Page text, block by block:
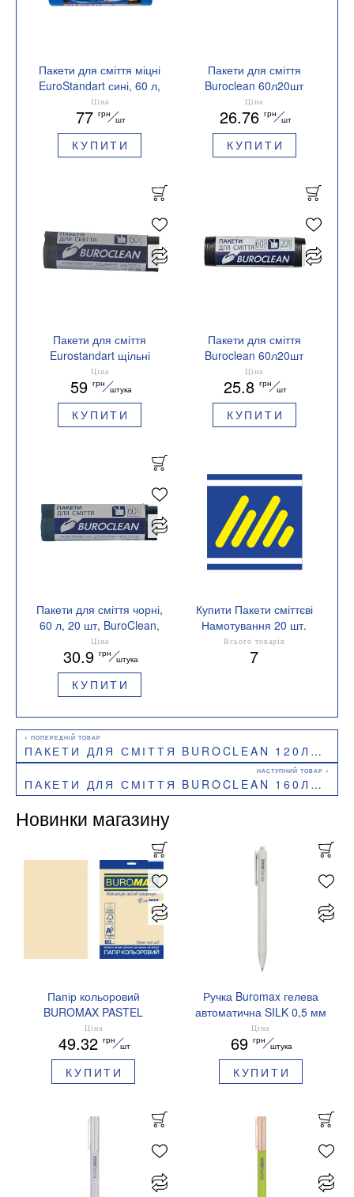
Пакети для сміття міцні
EuroStandart сині, 60 л,
20 шт, BuroClean,
10200033
Ціна
77 грн
шт
КУПИТИ
Пакети для сміття
Buroclean 60л20шт
580x650мм 7мкм ПНТ
HDPE ECO 10200029
Ціна
26.76 грн
шт
КУПИТИ
Пакети для сміття
Eurostandart щільні
чорні, 60 л, 20 шт,
BuroClean, 10200032
Ціна
59 грн
штука
КУПИТИ
Пакети для сміття
Buroclean 60л20шт
580x650мм чорні 7мкм
ПНТ HDPE 10200030
Ціна
25.8 грн
шт
КУПИТИ
Пакети для сміття чорні,
60 л, 20 шт, BuroClean,
10200031
Ціна
30.9 грн
штука
КУПИТИ
Купити Пакети сміттєві
Намотування 20 шт.
Всього товарів
7
ПАКЕТИ ДЛЯ СМІТТЯ BUROCLEAN 120Л10ШТ 700X1080ММ МІЦНІ ЧОРНІ 19МКМ ПВТ LDPE EUROSTANDART 10200044
ПАКЕТИ ДЛЯ СМІТТЯ BUROCLEAN 160Л10ШТ 900X1070ММ МІЦНІ ЧОРНІ 22МКМ ПВТ LDPE EUROSTANDART 10200054
Новинки магазину
Папір кольоровий
BUROMAX PASTEL
EUROMAX 20 арк А4 80 г/
мс BM.2721220E-08
Ціна
49.32 грн
шт
КУПИТИ
Ручка Buromax гелева
автоматична SILK 0,5 мм
сині чорнила BM.83100
Ціна
69 грн
штука
КУПИТИ